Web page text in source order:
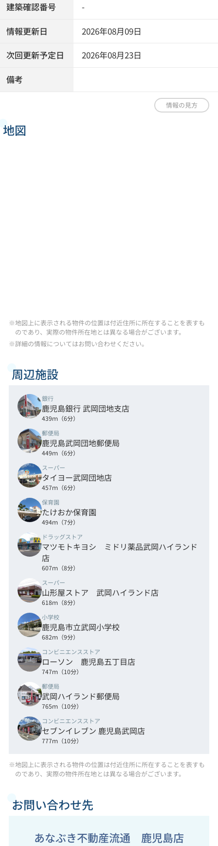
建築確認番号 -
情報更新日 2026年08月09日
次回更新予定日 2026年08月23日
備考
情報の見方
地図
※地図上に表示される物件の位置は付近住所に所在することを表すも
のであり、実際の物件所在地とは異なる場合がございます。
※詳細の情報についてはお問い合わせください。
周辺施設
銀行
鹿児島銀行 武岡団地支店
439ｍ（6分）
郵便局
鹿児島武岡団地郵便局
449ｍ（6分）
スーパー
タイヨー武岡団地店
457ｍ（6分）
保育園
たけおか保育園
494ｍ（7分）
ドラッグストア
マツモトキヨシ ミドリ薬品武岡ハイランド
店
607ｍ（8分）
スーパー
山形屋ストア 武岡ハイランド店
618ｍ（8分）
小学校
鹿児島市立武岡小学校
682ｍ（9分）
コンビニエンスストア
ローソン 鹿児島五丁目店
747ｍ（10分）
郵便局
武岡ハイランド郵便局
765ｍ（10分）
コンビニエンスストア
セブンイレブン 鹿児島武岡店
777ｍ（10分）
※地図上に表示される物件の位置は付近住所に所在することを表すも
のであり、実際の物件所在地とは異なる場合がございます。
お問い合わせ先
あなぶき不動産流通 鹿児島店